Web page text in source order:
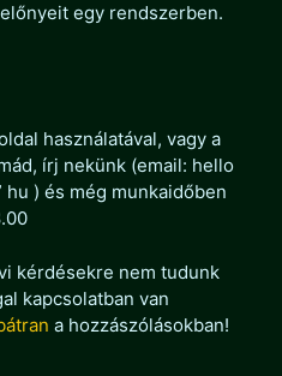
egy rendszerben.
használatával, vagy a
írj nekünk (email: hello
hu ) és még munkaidőben
kérdésekre nem tudunk
kapcsolatban van
a hozzászólásokban!